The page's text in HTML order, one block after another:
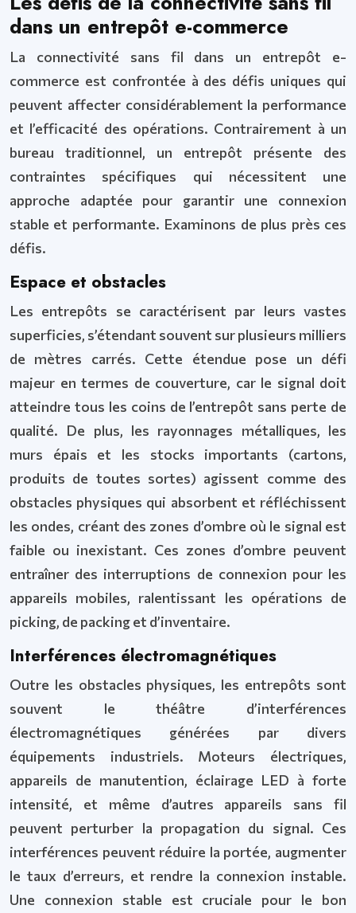
dans un entrepôt e-commerce
La connectivité sans fil dans un entrepôt e-
commerce est confrontée à des défis uniques qui
peuvent affecter considérablement la performance
et l’efficacité des opérations. Contrairement à un
bureau traditionnel, un entrepôt présente des
contraintes spécifiques qui nécessitent une
approche adaptée pour garantir une connexion
stable et performante. Examinons de plus près ces
défis.
Espace et obstacles
Les entrepôts se caractérisent par leurs vastes
superficies, s’étendant souvent sur plusieurs milliers
de mètres carrés. Cette étendue pose un défi
majeur en termes de couverture, car le signal doit
atteindre tous les coins de l’entrepôt sans perte de
qualité. De plus, les rayonnages métalliques, les
murs épais et les stocks importants (cartons,
produits de toutes sortes) agissent comme des
obstacles physiques qui absorbent et réfléchissent
les ondes, créant des zones d’ombre où le signal est
faible ou inexistant. Ces zones d’ombre peuvent
entraîner des interruptions de connexion pour les
appareils mobiles, ralentissant les opérations de
picking, de packing et d’inventaire.
Interférences électromagnétiques
Outre les obstacles physiques, les entrepôts sont
souvent le théâtre d’interférences
électromagnétiques générées par divers
équipements industriels. Moteurs électriques,
appareils de manutention, éclairage LED à forte
intensité, et même d’autres appareils sans fil
peuvent perturber la propagation du signal. Ces
interférences peuvent réduire la portée, augmenter
le taux d’erreurs, et rendre la connexion instable.
Une connexion stable est cruciale pour le bon